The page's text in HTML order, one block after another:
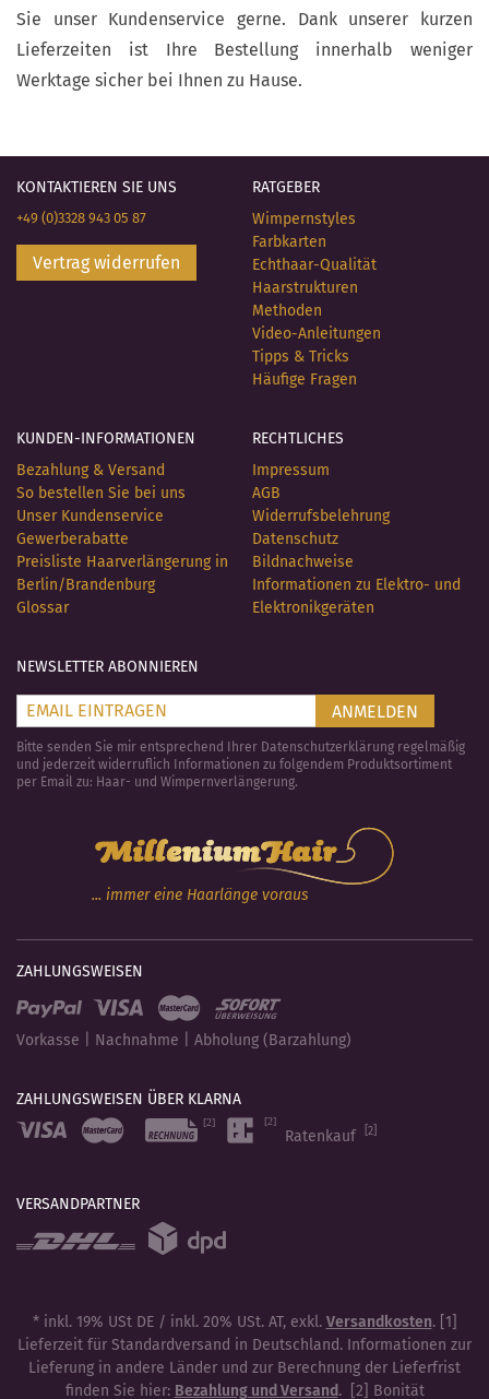
Sie unser Kundenservice gerne. Dank unserer kurzen
Lieferzeiten ist Ihre Bestellung innerhalb weniger
Werktage sicher bei Ihnen zu Hause.
KONTAKTIEREN SIE UNS
+49 (0)3328 943 05 87
Vertrag widerrufen
RATGEBER
Wimpernstyles
Farbkarten
Echthaar-Qualität
Haarstrukturen
Methoden
Video-Anleitungen
Tipps & Tricks
Häufige Fragen
KUNDEN-INFORMATIONEN
Bezahlung & Versand
So bestellen Sie bei uns
Unser Kundenservice
Gewerberabatte
Preisliste Haarverlängerung in
Berlin/Brandenburg
Glossar
RECHTLICHES
Impressum
AGB
Widerrufsbelehrung
Datenschutz
Bildnachweise
Informationen zu Elektro- und
Elektronikgeräten
NEWSLETTER ABONNIEREN
ANMELDEN
Bitte senden Sie mir entsprechend Ihrer Datenschutzerklärung regelmäßig
und jederzeit widerruflich Informationen zu folgendem Produktsortiment
per Email zu: Haar- und Wimpernverlängerung.
... immer eine Haarlänge voraus
ZAHLUNGSWEISEN
Vorkasse | Nachnahme | Abholung (Barzahlung)
ZAHLUNGSWEISEN ÜBER KLARNA
Ratenkauf
[2]
VERSANDPARTNER
* inkl. 19% USt DE / inkl. 20% USt. AT, exkl. Versandkosten. [1]
Lieferzeit für Standardversand in Deutschland. Informationen zur
Lieferung in andere Länder und zur Berechnung der Lieferfrist
finden Sie hier: Bezahlung und Versand. [2] Bonität